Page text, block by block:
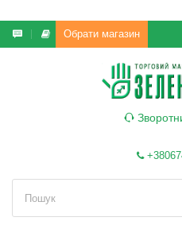
Обрати магазин